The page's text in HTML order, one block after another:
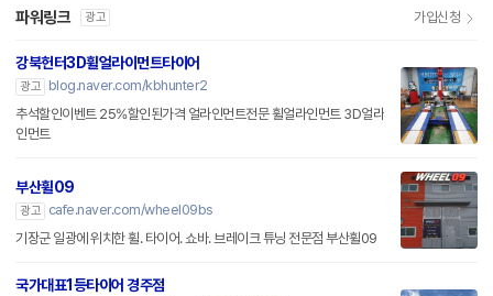
파워링크 광고 가입신청
강북헌터3D휠얼라이먼트타이어
광고
blog.naver.com/kbhunter2
추석할인이벤트 25%할인된가격 얼라인먼트전문 휠얼라인먼트 3D얼라
인먼트
부산휠09
광고
cafe.naver.com/wheel09bs
기장군 일광에 위치한 휠. 타이어. 쇼바. 브레이크 튜닝 전문점 부산휠09
국가대표1등타이어 경주점